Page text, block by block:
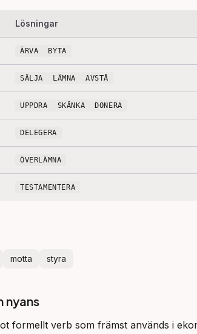
Lösningar
ÄRVA BYTA
SÄLJA LÄMNA AVSTÅ
UPPDRA SKÄNKA DONERA
DELEGERA
ÖVERLÄMNA
TESTAMENTERA
motta styra
nyans
formellt verb som främst används i